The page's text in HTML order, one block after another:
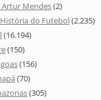
Artur Mendes(2)
do Futebol(2.235)
(16.194)
(150)
(156)
(70)
(305)